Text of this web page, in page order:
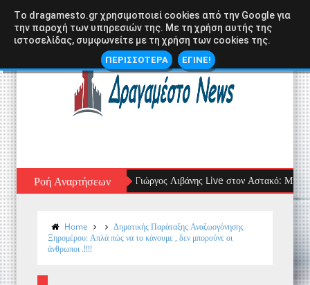
Ροή ΑναρτήσεωνΟ Γιώργος Λιβάνης Live στον Αστακό: Μια Ξεχωριστή
Home
Δημοτικής Παράταξης Αναζωογόνησης
Ξηρομέρου: Απλά πώς να το κάνουμε , δεν μπορούνε οι
άνθρωποι .!!!!
Tο dragamesto.gr χρησιμοποιεί cookies από την Google για
την παροχή των υπηρεσιών της. Με τη χρήση αυτής της
ιστοσελίδας, συμφωνείτε με τη χρήση των cookies της.
ΠΕΡΙΣΣΟΤΕΡΑ ΕΓΙΝΕ!